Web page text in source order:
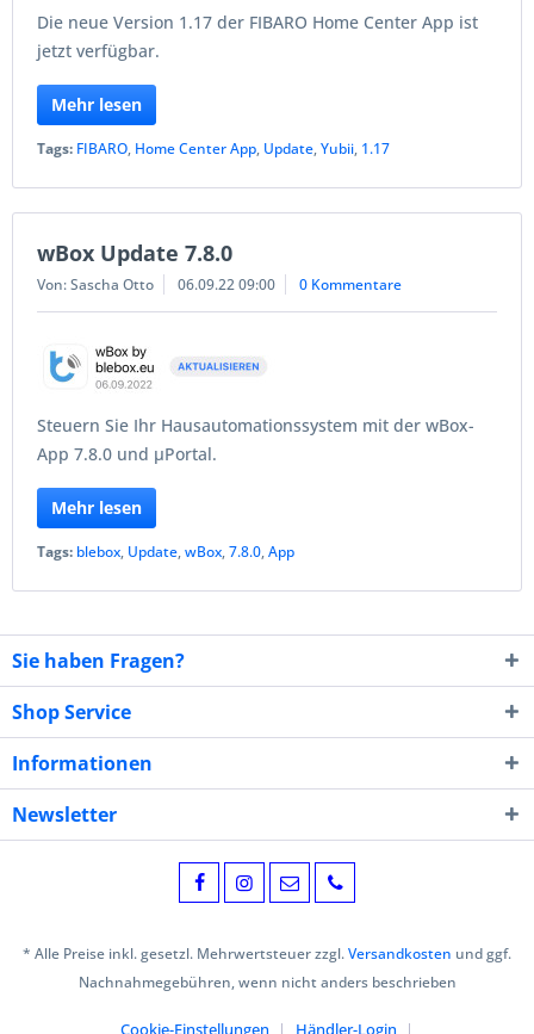
Die neue Version 1.17 der FIBARO Home Center App ist
jetzt verfügbar.
Mehr lesen
Tags: FIBARO, Home Center App, Update,Yubii, 1.17
wBox Update 7.8.0
Von: Sascha Otto 06.09.22 09:00 0 Kommentare
Steuern Sie Ihr Hausautomationssystem mit der wBox-
App 7.8.0 und µPortal.
Mehr lesen
Tags: blebox, Update,wBox,7.8.0,App
Sie haben Fragen?
Shop Service
Informationen
Newsletter
* Alle Preise inkl. gesetzl. Mehrwertsteuer zzgl.Versandkosten und ggf.
Nachnahmegebühren, wenn nicht anders beschrieben
Cookie-Einstellungen Händler-Login